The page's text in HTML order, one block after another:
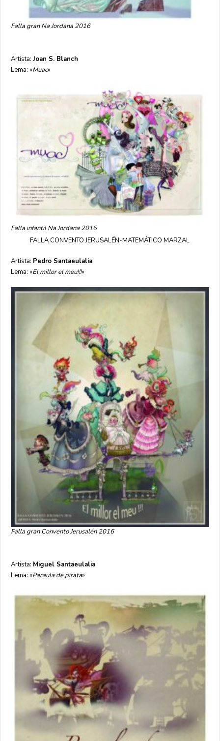
Falla gran Na Jordana 2016
Artista:Joan S. Blanch
Lema: «Muac»
Falla infantil Na Jordana 2016
FALLA CONVENTO JERUSALÉN-MATEMÁTICO MARZAL
Artista: Pedro Santaeulalia
Lema: «El millor el meu!!!«
Falla gran Convento Jerusalén 2016
Artista: Miguel Santaeulalia
Lema: «Paraula de pirata»